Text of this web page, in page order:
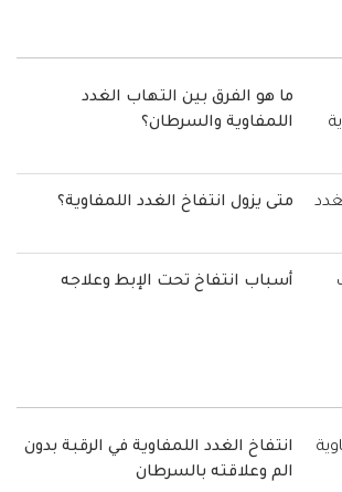
ما هو الفرق بين التهاب الغدد
اللمفاوية والسرطان؟
متى يزول انتفاخ الغدد اللمفاوية؟
أسباب انتفاخ تحت الإبط وعلاجه
انتفاخ الغدد اللمفاوية في الرقبة بدون
الم وعلاقته بالسرطان